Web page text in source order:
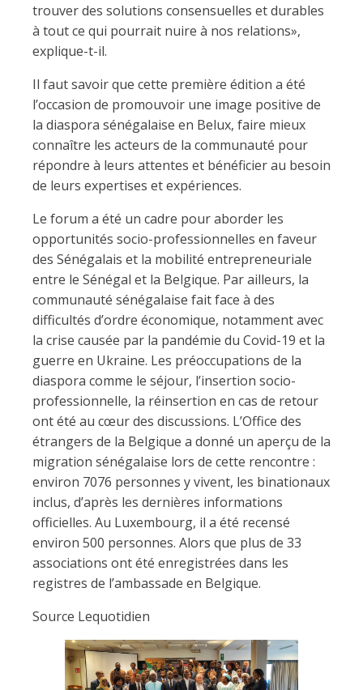
trouver des solutions consensuelles et durables
à tout ce qui pourrait nuire à nos relations»,
explique-t-il.
Il faut savoir que cette première édition a été
l’occasion de promouvoir une image positive de
la diaspora sénégalaise en Belux, faire mieux
connaître les acteurs de la communauté pour
répondre à leurs attentes et bénéficier au besoin
de leurs expertises et expériences.
Le forum a été un cadre pour aborder les
opportunités socio-professionnelles en faveur
des Sénégalais et la mobilité entrepreneuriale
entre le Sénégal et la Belgique. Par ailleurs, la
communauté sénégalaise fait face à des
difficultés d’ordre économique, notamment avec
la crise causée par la pandémie du Covid-19 et la
guerre en Ukraine. Les préoccupations de la
diaspora comme le séjour, l’insertion socio-
professionnelle, la réinsertion en cas de retour
ont été au cœur des discussions. L’Office des
étrangers de la Belgique a donné un aperçu de la
migration sénégalaise lors de cette rencontre :
environ 7076 personnes y vivent, les binationaux
inclus, d’après les dernières informations
officielles. Au Luxembourg, il a été recensé
environ 500 personnes. Alors que plus de 33
associations ont été enregistrées dans les
registres de l’ambassade en Belgique.
Source Lequotidien